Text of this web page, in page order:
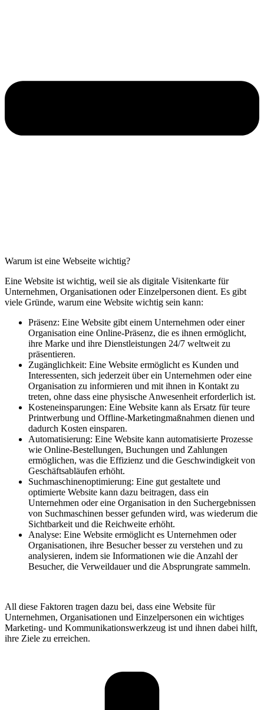
Warum ist eine Webseite wichtig?
Eine Website ist wichtig, weil sie als digitale Visitenkarte für
Unternehmen, Organisationen oder Einzelpersonen dient. Es gibt
viele Gründe, warum eine Website wichtig sein kann:
Präsenz: Eine Website gibt einem Unternehmen oder einer
Organisation eine Online-Präsenz, die es ihnen ermöglicht,
ihre Marke und ihre Dienstleistungen 24/7 weltweit zu
präsentieren.
Zugänglichkeit: Eine Website ermöglicht es Kunden und
Interessenten, sich jederzeit über ein Unternehmen oder eine
Organisation zu informieren und mit ihnen in Kontakt zu
treten, ohne dass eine physische Anwesenheit erforderlich ist.
Kosteneinsparungen: Eine Website kann als Ersatz für teure
Printwerbung und Offline-Marketingmaßnahmen dienen und
dadurch Kosten einsparen.
Automatisierung: Eine Website kann automatisierte Prozesse
wie Online-Bestellungen, Buchungen und Zahlungen
ermöglichen, was die Effizienz und die Geschwindigkeit von
Geschäftsabläufen erhöht.
Suchmaschinenoptimierung: Eine gut gestaltete und
optimierte Website kann dazu beitragen, dass ein
Unternehmen oder eine Organisation in den Suchergebnissen
von Suchmaschinen besser gefunden wird, was wiederum die
Sichtbarkeit und die Reichweite erhöht.
Analyse: Eine Website ermöglicht es Unternehmen oder
Organisationen, ihre Besucher besser zu verstehen und zu
analysieren, indem sie Informationen wie die Anzahl der
Besucher, die Verweildauer und die Absprungrate sammeln.
All diese Faktoren tragen dazu bei, dass eine Website für
Unternehmen, Organisationen und Einzelpersonen ein wichtiges
Marketing- und Kommunikationswerkzeug ist und ihnen dabei hilft,
ihre Ziele zu erreichen.